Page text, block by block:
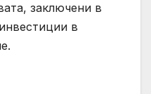
заключени в
в